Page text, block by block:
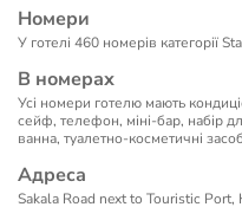
Номери
У готелі 460 номерів категорії
В номерах
Усі номери готелю мають
сейф, телефон, міні-бар, набір
ванна, туалетно-косметичні
Адреса
Sakala Road next to Touristic Port,